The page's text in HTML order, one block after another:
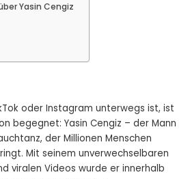
Yasin Cengiz
oder Instagram unterwegs ist, ist
begegnet: Yasin Cengiz – der Mann
der Millionen Menschen
Mit seinem unverwechselbaren
viralen Videos wurde er innerhalb